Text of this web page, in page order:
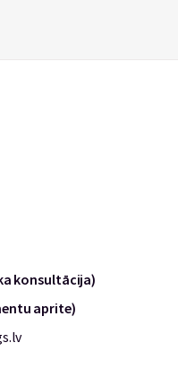
konsultācija)
aprite)